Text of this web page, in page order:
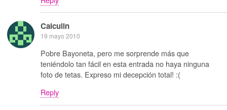
Calculin
19 mayo 2010
Pobre Bayoneta, pero me sorprende más que
teniéndolo tan fácil en esta entrada no haya ninguna
foto de tetas. Expreso mi decepción total! :(
Reply